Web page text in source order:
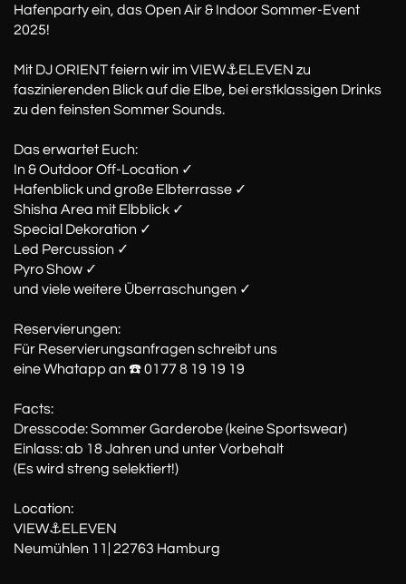
Hafenparty ein, das Open Air & Indoor Sommer-Event
2025!
Mit DJ ORIENT feiern wir im VIEW⚓️ELEVEN zu
faszinierenden Blick auf die Elbe, bei erstklassigen Drinks
zu den feinsten Sommer Sounds.
Das erwartet Euch:
In & Outdoor Off-Location ✓
Hafenblick und große Elbterrasse ✓
Shisha Area mit Elbblick ✓
Special Dekoration ✓
Led Percussion ✓
Pyro Show ✓
und viele weitere Überraschungen ✓
Reservierungen:
Für Reservierungsanfragen schreibt uns
eine Whatapp an ☎️ 0177 8 19 19 19
Facts:
Dresscode: Sommer Garderobe (keine Sportswear)
Einlass: ab 18 Jahren und unter Vorbehalt
(Es wird streng selektiert!)
Location:
VIEW⚓️ELEVEN
Neumühlen 11| 22763 Hamburg